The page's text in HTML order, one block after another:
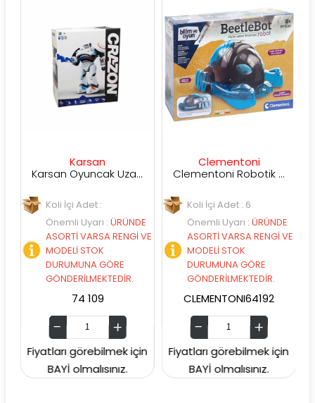
Karsan
Karsan Oyuncak Uzaktan Kumandalı Sensörlü Robot 1701
Koli İçi Adet :
Önemli Uyarı:ÜRÜNDE
ASORTİ VARSA RENGİ VE
MODELİ STOK
DURUMUNA GÖRE
GÖNDERİLMEKTEDİR.
74 109
Fiyatları görebilmek için
BAYİ olmalısınız.
Clementoni
Clementoni Robotik Laboratuvarı Beetlebot 64192
Koli İçi Adet : 6
Önemli Uyarı:ÜRÜNDE
ASORTİ VARSA RENGİ VE
MODELİ STOK
DURUMUNA GÖRE
GÖNDERİLMEKTEDİR.
CLEMENTONI64192
Fiyatları görebilmek için
BAYİ olmalısınız.